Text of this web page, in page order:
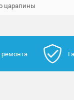
царапины